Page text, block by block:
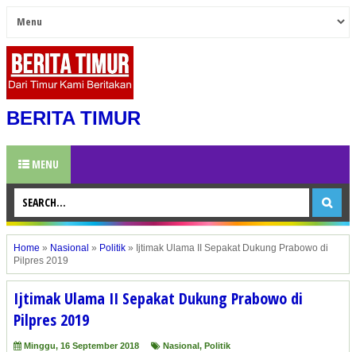
BERITA TIMUR
MENU
Home » Nasional » Politik » Ijtimak Ulama II Sepakat Dukung Prabowo di
Pilpres 2019
Ijtimak Ulama II Sepakat Dukung Prabowo di
Pilpres 2019
Minggu, 16 September 2018 Nasional, Politik